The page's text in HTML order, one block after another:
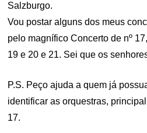
Salzburgo.
Vou postar alguns dos meus
pelo magnífico Concerto de nº
19 e 20 e 21. Sei que os
P.S. Peço ajuda a quem já
identificar as orquestras,
17.